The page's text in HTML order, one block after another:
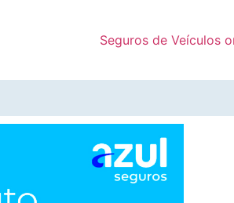
Seguros de Veículos